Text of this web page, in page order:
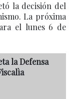
la decisión del
La próxima
el lunes 6 de
la Defensa